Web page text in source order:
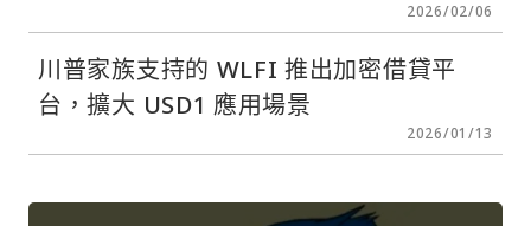
2026/02/06
川普家族支持的 WLFI 推出加密借貸平
台，擴大 USD1 應用場景
2026/01/13